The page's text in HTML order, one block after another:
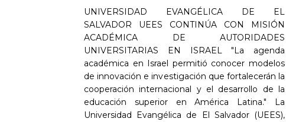
UNIVERSIDAD EVANGÉLICA DE EL
SALVADOR UEES CONTINÚA CON MISIÓN
ACADÉMICA DE AUTORIDADES
UNIVERSITARIAS EN ISRAEL "La agenda
académica en Israel permitió conocer modelos
de innovación e investigación que fortalecerán la
cooperación internacional y el desarrollo de la
educación superior en América Latina." La
Universidad Evangélica de El Salvador (UEES),